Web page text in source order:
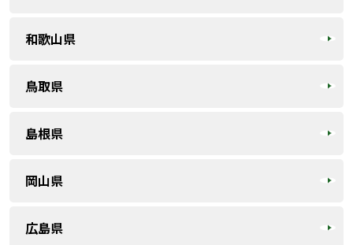
和歌山県
鳥取県
島根県
岡山県
広島県